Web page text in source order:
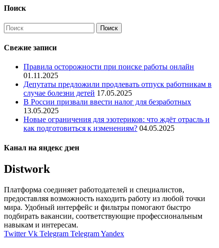
Поиск
Свежие записи
Правила осторожности при поиске работы онлайн
01.11.2025
Депутаты предложили продлевать отпуск работникам в
случае болезни детей 17.05.2025
В России призвали ввести налог для безработных
13.05.2025
Новые ограничения для эзотериков: что ждёт отрасль и
как подготовиться к изменениям? 04.05.2025
Канал на яндекс дзен
Distwork
Платформа соединяет работодателей и специалистов,
предоставляя возможность находить работу из любой точки
мира. Удобный интерфейс и фильтры помогают быстро
подбирать вакансии, соответствующие профессиональным
навыкам и интересам.
Twitter Vk Telegram TelegramYandex